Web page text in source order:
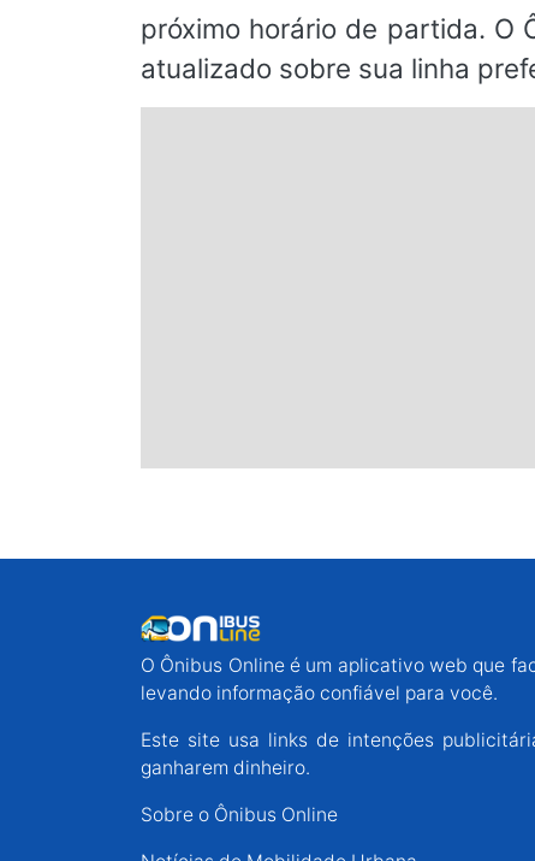
próximo horário de partida. O
atualizado sobre sua linha
O Ônibus Online é um aplicativo web que
levando informação confiável para você.
Este site usa links de intenções
ganharem dinheiro.
Sobre o Ônibus Online